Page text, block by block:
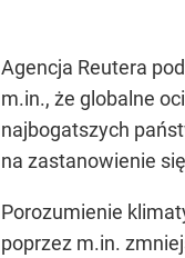
Agencja Reutera
m.in., że globalne
najbogatszych
na zastanowienie
Porozumienie
poprzez m.in.